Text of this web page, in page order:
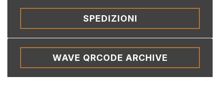
SPEDIZIONI
WAVE QRCODE ARCHIVE